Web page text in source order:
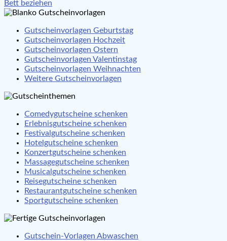
Beitragsnavigation
Bett beziehen
Gutscheinvorlagen Geburtstag
Gutscheinvorlagen Hochzeit
Gutscheinvorlagen Ostern
Gutscheinvorlagen Valentinstag
Gutscheinvorlagen Weihnachten
Weitere Gutscheinvorlagen
Comedygutscheine schenken
Erlebnisgutscheine schenken
Festivalgutscheine schenken
Hotelgutscheine schenken
Konzertgutscheine schenken
Massagegutscheine schenken
Musicalgutscheine schenken
Reisegutscheine schenken
Restaurantgutscheine schenken
Sportgutscheine schenken
Gutschein-Vorlagen Abwaschen